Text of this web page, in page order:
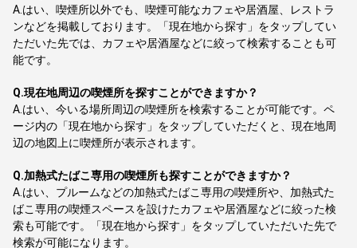
A. はい、喫煙所以外でも、喫煙可能なカフェや居酒屋、レストラ
ンなどを掲載しております。「現在地から探す」をタップしてい
ただいた先では、カフェや居酒屋などに絞って検索することも可
能です。
Q.現在地周辺の喫煙所を探すことができますか？
A. はい、今いる場所周辺の喫煙所を検索することが可能です。ペ
ージ内の「現在地から探す」をタップしていただくと、現在地周
辺の地図上に喫煙所が表示されます。
Q.加熱式たばこ専用の喫煙所も探すことができますか？
A. はい、プルームなどの加熱式たばこ専用の喫煙所や、加熱式た
ばこ専用の喫煙スペースを設けたカフェや居酒屋などに絞った検
索も可能です。「現在地から探す」をタップしていただいた先で
検索が可能になります。